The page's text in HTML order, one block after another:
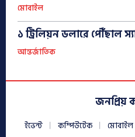
মোবাইল
১ ট্রিলিয়ন ডলারে পৌঁছাল
আন্তর্জাতিক
জনপ্রিয়
ইভেন্ট কম্পিউটেক মোবাইল